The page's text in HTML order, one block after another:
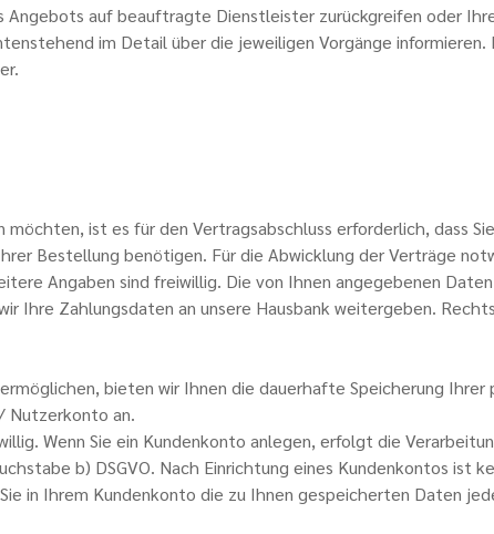
Angebots auf beauftragte Dienstleister zurückgreifen oder
im Detail über die jeweiligen Vorgänge informieren.
möchten, ist es für den Vertragsabschluss erforderlich, dass
Bestellung benötigen. Für die Abwicklung der Verträge
Angaben sind freiwillig. Die von Ihnen angegebenen
Ihre Zahlungsdaten an unsere Hausbank weitergeben.
bieten wir Ihnen die dauerhafte Speicherung Ihrer
Nutzerkonto an.
Wenn Sie ein Kundenkonto anlegen, erfolgt die
b) DSGVO. Nach Einrichtung eines Kundenkontos ist
in Ihrem Kundenkonto die zu Ihnen gespeicherten Daten